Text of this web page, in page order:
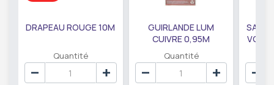
DRAPEAU ROUGE 10M
Quantité
GUIRLANDE LUM
CUIVRE 0,95M
DE79207
Quantité